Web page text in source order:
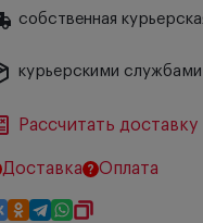
собственная
курьерскими
Рассчитать доставку
Доставка Оплата